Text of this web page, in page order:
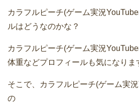
カラフルピーチ(ゲーム実況
ルはどうなのかな？
カラフルピーチ(ゲーム実況
体重などプロフィールも気になりま
そこで、カラフルピーチ(ゲーム実
の